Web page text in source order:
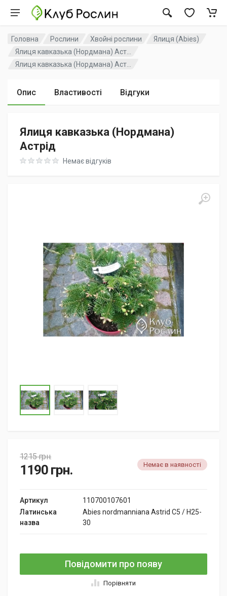
Головна Рослини Хвойні рослини
Ялиця (Abies)
Ялиця кавказька (Нордмана) Аст...
Ялиця кавказька (Нордмана) Аст...
Опис Властивості Відгуки
Ялиця кавказька (Нордмана)
Астрід
Rating: 0 out of 5Немає відгуків
1215грн.
1190 грн. Немає в наявності
Артикул
110700107601
Латинська
назва
Abies nordmanniana Astrid C5 / H25-
30
Повідомити про появу
Порівняти